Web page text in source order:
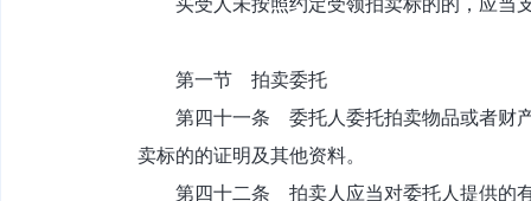
第一节 拍卖委托
第四十一条 委托人委托拍卖物品或者财产
卖标的的证明及其他资料。
第四十二条 拍卖人应当对委托人提供的有